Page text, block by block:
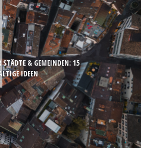
STÄDTE & GEMEINDEN: 15
IDEEN